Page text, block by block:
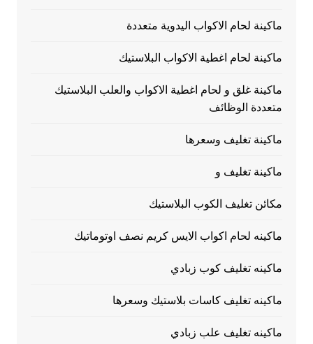
ماكينة لحام الاكواب اليدوية متعددة
ماكينة لحام اغطية الاكواب البلاستيك
ماكينة غلق و لحام اغطية الاكواب والعلب البلاستيك
متعددة الوظائف
ماكينة تغليف وسعرها
ماكينة تغليف و
مكائن تغليف الكوب البلاستيك
ماكينه لحام اكواب الايس كريم نصف اوتوماتيك
ماكينه تغليف كوب زبادي
ماكينه تغليف كاسات بلاستيك وسعرها
ماكينه تغليف علب زبادي